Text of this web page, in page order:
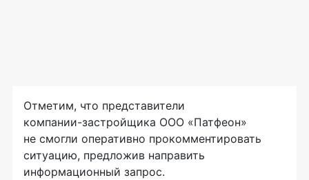
Отметим, что представители
компании-застройщика ООО «Патфеон»
не смогли оперативно прокомментировать
ситуацию, предложив направить
информационный запрос.